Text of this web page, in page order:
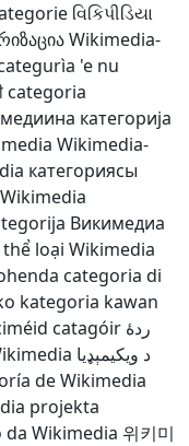
વિકિપીડિયા
Wikimedia-
'e nu
categoria
категорија
Wikimedia-
категориясы
Викимедиа
thể loại Wikimedia
categoria di
kategoria kawan
catagóir ردهٔ
د ويکيمېډيا
de Wikimedia
projekta
Wikimedia 위키미